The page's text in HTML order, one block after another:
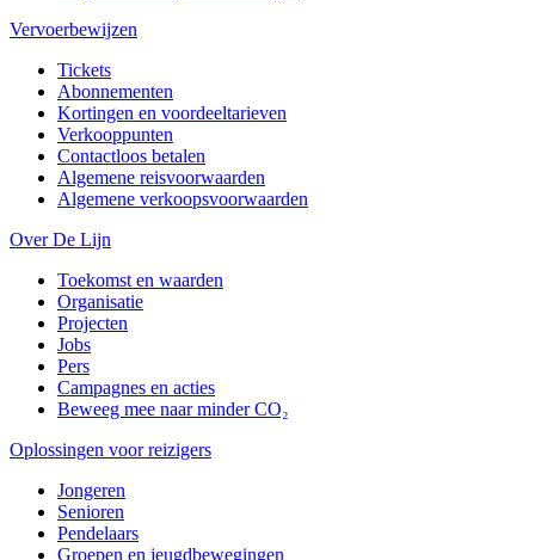
Vervoerbewijzen
Tickets
Abonnementen
Kortingen en voordeeltarieven
Verkooppunten
Contactloos betalen
Algemene reisvoorwaarden
Algemene verkoopsvoorwaarden
Over De Lijn
Toekomst en waarden
Organisatie
Projecten
Jobs
Pers
Campagnes en acties
Beweeg mee naar minder CO₂
Oplossingen voor reizigers
Jongeren
Senioren
Pendelaars
Groepen en jeugdbewegingen